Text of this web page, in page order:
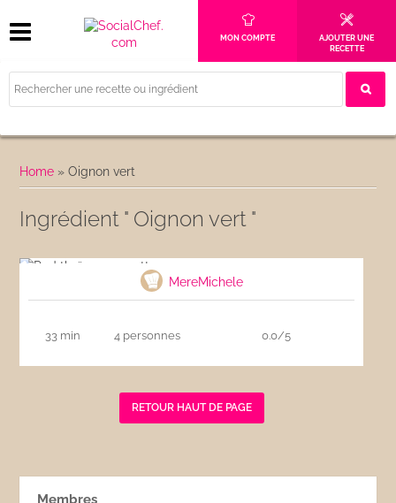
MON COMPTE
AJOUTER UNE
RECETTE
Home »Oignon vert
Ingrédient " Oignon vert "
MereMichele
33 min 4 personnes 0.0/5
RETOUR HAUT DE PAGE
Membres